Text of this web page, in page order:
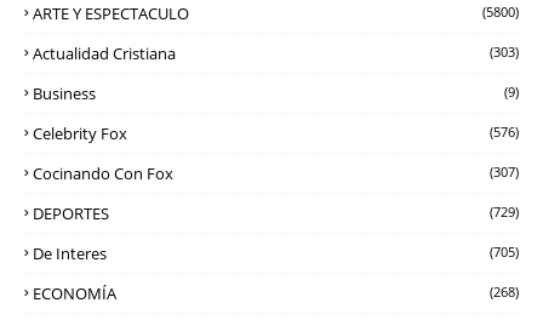
ARTE Y ESPECTACULO (5800)
Actualidad Cristiana (303)
Business (9)
Celebrity Fox (576)
Cocinando Con Fox (307)
DEPORTES (729)
De Interes (705)
ECONOMÍA (268)